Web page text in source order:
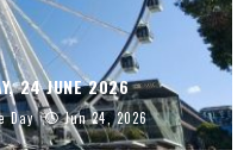
24 JUNE 2026
Day Jun 24, 2026